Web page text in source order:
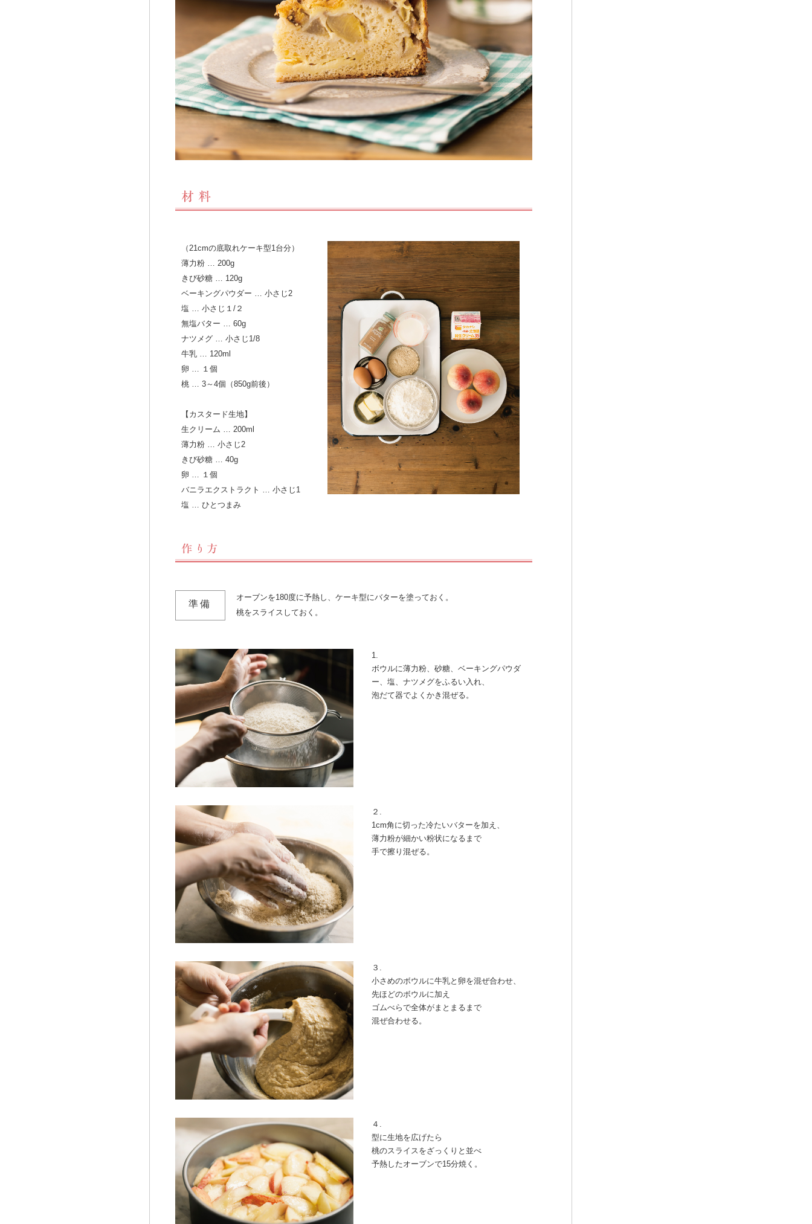
（21cmの底取れケーキ型1台分）
薄力粉 … 200g
きび砂糖 … 120g
ベーキングパウダー … 小さじ2
塩 … 小さじ１/２
無塩バター … 60g
ナツメグ … 小さじ1/8
牛乳 … 120ml
卵 … １個
桃 … 3～4個（850g前後）
【カスタード生地】
生クリーム … 200ml
薄力粉 … 小さじ2
きび砂糖 … 40g
卵 … １個
バニラエクストラクト … 小さじ1
塩 … ひとつまみ
準備
オーブンを180度に予熱し、ケーキ型にバターを塗っておく。
桃をスライスしておく。
1.
ボウルに薄力粉、砂糖、ベーキングパウダ
ー、塩、ナツメグをふるい入れ、
泡だて器でよくかき混ぜる。
２.
1cm角に切った冷たいバターを加え、
薄力粉が細かい粉状になるまで
手で擦り混ぜる。
３.
小さめのボウルに牛乳と卵を混ぜ合わせ、
先ほどのボウルに加え
ゴムべらで全体がまとまるまで
混ぜ合わせる。
４.
型に生地を広げたら
桃のスライスをざっくりと並べ
予熱したオーブンで15分焼く。